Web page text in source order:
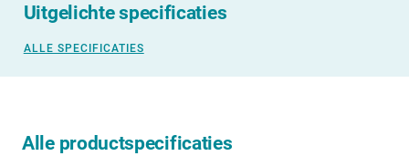
Uitgelichte specificaties
ALLE SPECIFICATIES
Alle productspecificaties